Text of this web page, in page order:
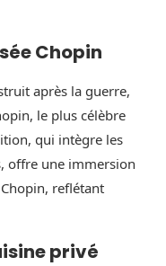
Chopin
après la guerre,
le plus célèbre
qui intègre les
offre une immersion
reflétant
privé